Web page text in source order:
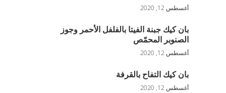
أغسطس 12, 2020
بان كيك جبنة الفيتا بالفلفل الأحمر وجوز
الصنوبر المحمّص
أغسطس 12, 2020
بان كيك التفاح بالقرفة
أغسطس 12, 2020